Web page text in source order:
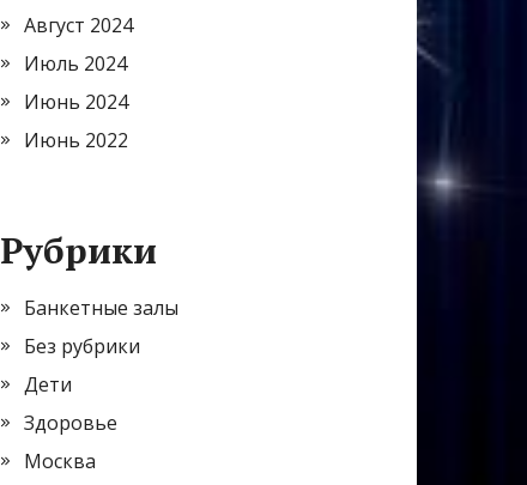
Август 2024
Июль 2024
Июнь 2024
Июнь 2022
Рубрики
Банкетные залы
Без рубрики
Дети
Здоровье
Москва